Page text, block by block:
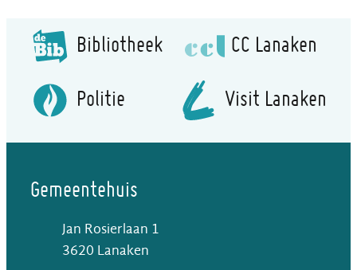
Bibliotheek CC Lanaken
Politie Visit Lanaken
Gemeentehuis
Jan Rosierlaan 1
,3620 Lanaken